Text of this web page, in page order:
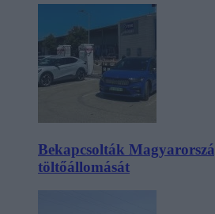
Bekapcsolták
töltőállomását